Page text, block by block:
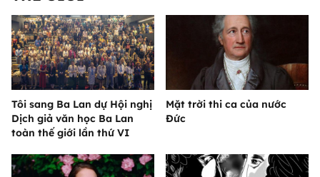
Tôi sang Ba Lan dự Hội nghị
Dịch giả văn học Ba Lan
toàn thế giới lần thứ VI
Mặt trời thi ca của nước
Đức